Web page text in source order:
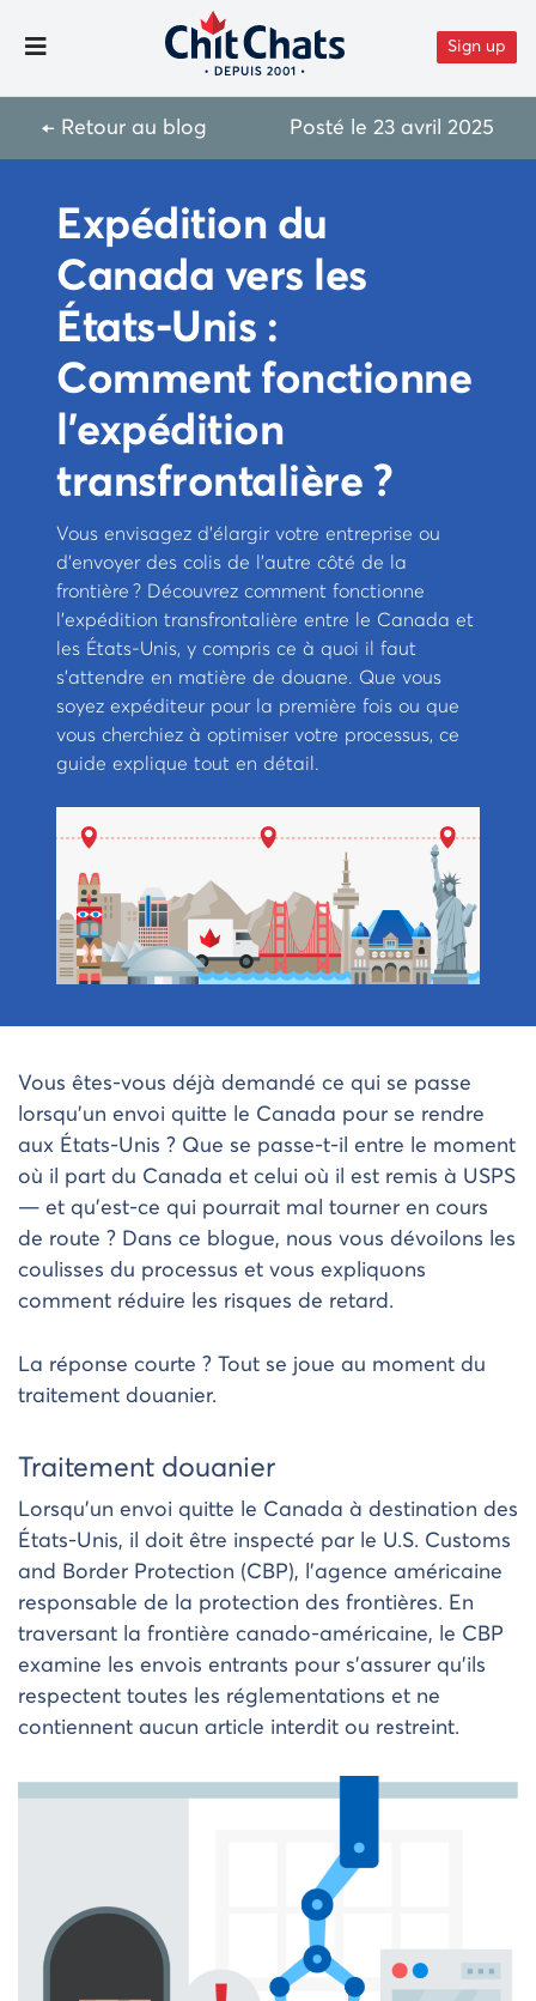
Sign up
← Retour au blog Posté le 23 avril 2025
Expédition du
Canada vers les
États-Unis :
Comment fonctionne
l’expédition
transfrontalière ?
Vous envisagez d’élargir votre entreprise ou
d’envoyer des colis de l’autre côté de la
frontière ? Découvrez comment fonctionne
l’expédition transfrontalière entre le Canada et
les États-Unis, y compris ce à quoi il faut
s’attendre en matière de douane. Que vous
soyez expéditeur pour la première fois ou que
vous cherchiez à optimiser votre processus, ce
guide explique tout en détail.
Vous êtes-vous déjà demandé ce qui se passe
lorsqu’un envoi quitte le Canada pour se rendre
aux États-Unis ? Que se passe-t-il entre le moment
où il part du Canada et celui où il est remis à USPS
— et qu’est-ce qui pourrait mal tourner en cours
de route ? Dans ce blogue, nous vous dévoilons les
coulisses du processus et vous expliquons
comment réduire les risques de retard.
La réponse courte ? Tout se joue au moment du
traitement douanier.
Traitement douanier
Lorsqu’un envoi quitte le Canada à destination des
États-Unis, il doit être inspecté par le U.S. Customs
and Border Protection (CBP), l’agence américaine
responsable de la protection des frontières. En
traversant la frontière canado-américaine, le CBP
examine les envois entrants pour s’assurer qu’ils
respectent toutes les réglementations et ne
contiennent aucun article interdit ou restreint.